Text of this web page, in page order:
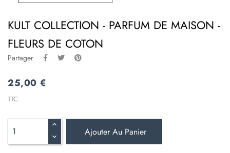
KULT COLLECTION - PARFUM DE MAISON -
FLEURS DE COTON
Partager
25,00 €
TTC
Ajouter Au Panier